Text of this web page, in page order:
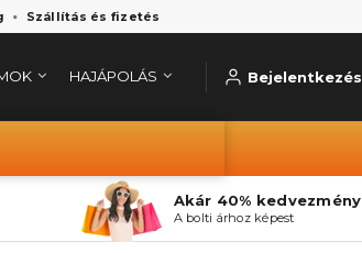
Szállítás és fizetés
HAJÁPOLÁS Bejelentkezés
Akár 40% kedvezmény
A bolti árhoz képest